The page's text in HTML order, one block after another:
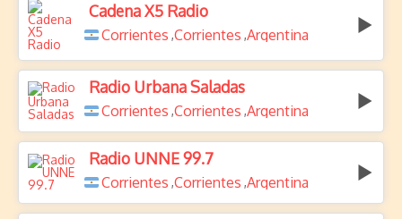
Cadena X5 Radio
Corrientes ,Corrientes ,Argentina
Radio Urbana Saladas
Corrientes ,Corrientes ,Argentina
Radio UNNE 99.7
Corrientes ,Corrientes ,Argentina